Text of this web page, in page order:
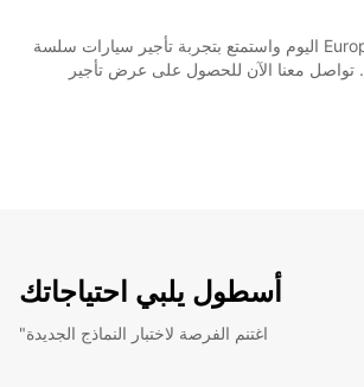
احجز سيارتك مع Europcar اليوم واستمتع بتجربة تأجير سيارات سلسة
وموثوقة في Solwezi. تواصل معنا الآن للحصول على عرض تأجير
أسطول يلبي احتياجاتك
"اغتنم الفرصة لاختبار النماذج الجديدة